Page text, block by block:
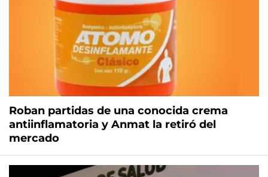
Roban partidas de una conocida crema
antiinflamatoria y Anmat la retiró del
mercado